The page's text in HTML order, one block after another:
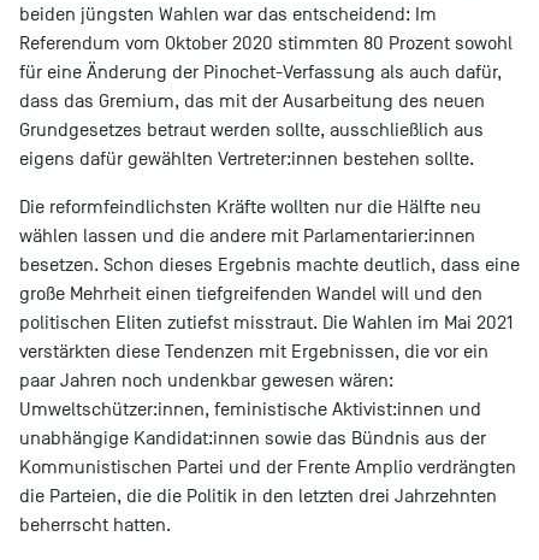
beiden jüngsten Wahlen war das entscheidend: Im
Referendum vom Oktober 2020 stimmten 80 Prozent sowohl
für eine Änderung der Pinochet-Verfassung als auch dafür,
dass das Gremium, das mit der Ausarbeitung des neuen
Grundgesetzes betraut werden sollte, ausschließlich aus
eigens dafür gewählten Vertreter:innen bestehen sollte.
Die reformfeindlichsten Kräfte wollten nur die Hälfte neu
wählen lassen und die andere mit Parlamentarier:innen
besetzen. Schon dieses Ergebnis machte deutlich, dass eine
große Mehrheit einen tiefgreifenden Wandel will und den
politischen Eliten zutiefst misstraut. Die Wahlen im Mai 2021
verstärkten diese Tendenzen mit Ergebnissen, die vor ein
paar Jahren noch undenkbar gewesen wären:
Umweltschützer:innen, feministische Aktivist:innen und
unabhängige Kandidat:innen sowie das Bündnis aus der
Kommunistischen Partei und der Frente Amplio verdrängten
die Parteien, die die Politik in den letzten drei Jahrzehnten
beherrscht hatten.